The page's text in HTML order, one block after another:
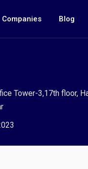
Companies Blog
Tower-3,17th floor,